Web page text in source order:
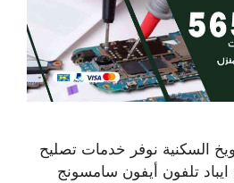
السكنية نوفر خدمات تصليح
تلفون أيفون سامسونج